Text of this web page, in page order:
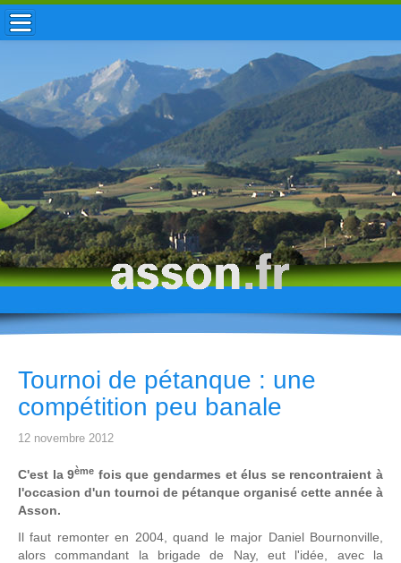
ACCUEIL / INFOS
MUNICIPALITÉ
VIE LOCALE
ENFANCE
TOURISME
HISTOIRE
Tournoi de pétanque : une
compétition peu banale
12 novembre 2012
C'est la 9ème fois que gendarmes et élus se rencontraient à
l'occasion d'un tournoi de pétanque organisé cette année à
Asson.
Il faut remonter en 2004, quand le major Daniel Bournonville,
alors commandant la brigade de Nay, eut l'idée, avec la